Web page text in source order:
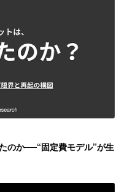
のか──“固定費モデル”が生